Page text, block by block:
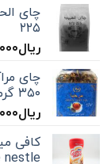
چای
۲۲۵
ریال
چای
۳۵۰ گرمی
ریال
کافی